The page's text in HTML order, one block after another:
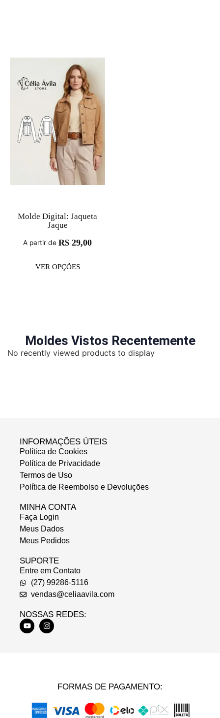
Molde Digital: Jaqueta
Jaque
A partir de R$ 29,00
VER OPÇÕES
Moldes Vistos Recentemente
No recently viewed products to display
INFORMAÇÕES ÚTEIS
Política de Cookies
Política de Privacidade
Termos de Uso
Política de Reembolso e Devoluções
MINHA CONTA
Faça Login
Meus Dados
Meus Pedidos
SUPORTE
Entre em Contato
(27) 99286-5116
vendas@celiaavila.com
NOSSAS REDES:
FORMAS DE PAGAMENTO: